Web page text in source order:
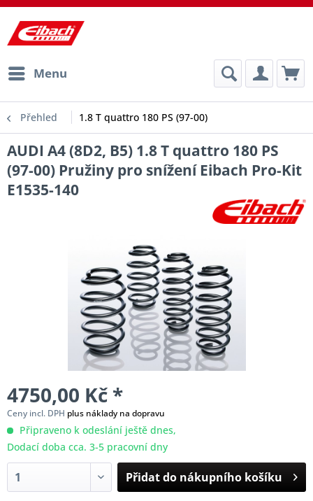
Menu
Přehled 1.8 T quattro 180 PS (97-00)
AUDI A4 (8D2, B5) 1.8 T quattro 180 PS
(97-00) Pružiny pro snížení Eibach Pro-Kit
E1535-140
4750,00 Kč *
Ceny incl. DPH plus náklady na dopravu
Připraveno k odeslání ještě dnes,
Dodací doba cca. 3-5 pracovní dny
Přidat do nákupního košíku